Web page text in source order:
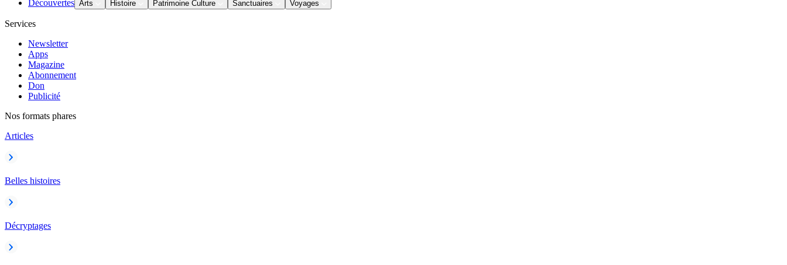
Découvertes Arts Histoire Patrimoine Culture Sanctuaires Voyages
Services
Newsletter
Apps
Magazine
Abonnement
Don
Publicité
Nos formats phares
Articles
Belles histoires
Décryptages